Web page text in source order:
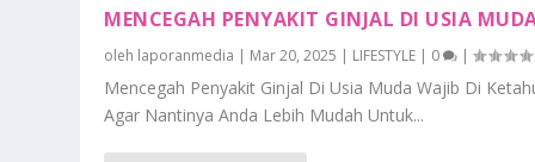
MENCEGAH PENYAKIT GINJAL DI USIA
oleh laporanmedia | Mar 20, 2025 | LIFESTYLE | 0 |
Mencegah Penyakit Ginjal Di Usia Muda Wajib Di
Agar Nantinya Anda Lebih Mudah Untuk...